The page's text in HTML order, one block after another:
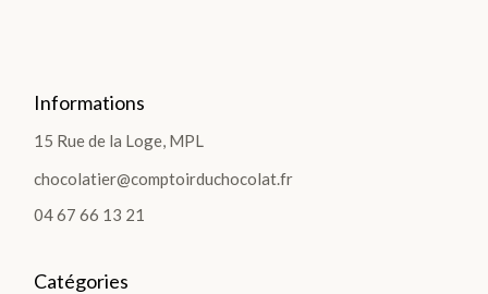
poches
et
Produits
Les
Informations
15 Rue de la Loge, MPL
chocolatier@comptoirduchocolat.fr
04 67 66 13 21
Catégories